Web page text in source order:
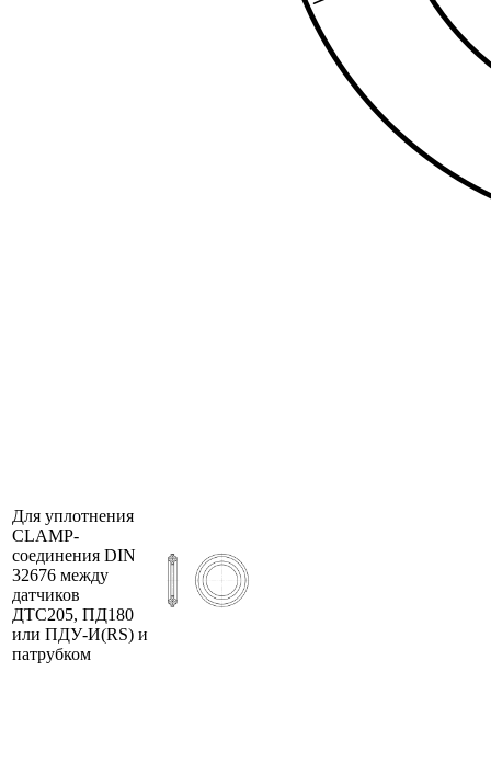
Для уплотнения
CLAMP-
соединения DIN
32676 между
датчиков
ДТС205, ПД180
или ПДУ-И(RS) и
патрубком